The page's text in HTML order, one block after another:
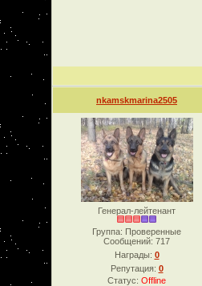
nkamskmarina2505
Генерал-лейтенант
Группа: Проверенные
Сообщений: 717
Награды: 0
Репутация: 0
Статус: Offline